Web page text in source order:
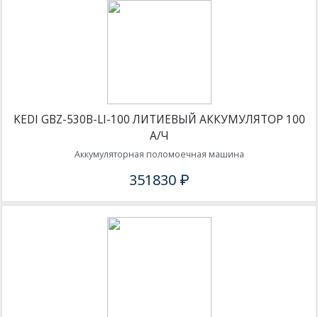
KEDI GBZ-530B-LI-100 ЛИТИЕВЫЙ АККУМУЛЯТОР 100
А/Ч
Аккумуляторная поломоечная машина
351830 ₽